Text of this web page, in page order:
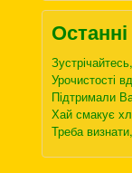
Останні
Урочистості
Підтримали
Хай смакує
Треба